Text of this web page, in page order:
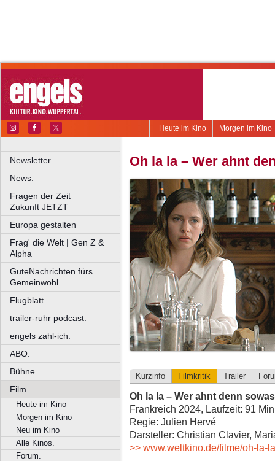
Morgen im Kino
Heute im Kino
Newsletter.
News.
Fragen der Zeit
Zukunft JETZT
Europa gestalten
Frag' die Welt | Gen Z &
Alpha
GuteNachrichten fürs
Gemeinwohl
Flugblatt.
trailer-ruhr podcast.
engels zahl-ich.
ABO.
Bühne.
Film.
Heute im Kino
Morgen im Kino
Neu im Kino
Alle Kinos.
Forum.
Oh la la – Wer ahnt
Kurzinfo Filmkritik Trailer
Oh la la – Wer ahnt denn
Frankreich 2024, Laufzeit: 91
Regie: Julien Hervé
Darsteller: Christian Clavier,
>> www.weltkino.de/filme/oh-la-